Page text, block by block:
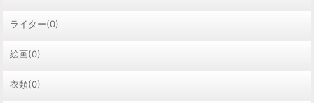
ライター(0)
絵画(0)
衣類(0)